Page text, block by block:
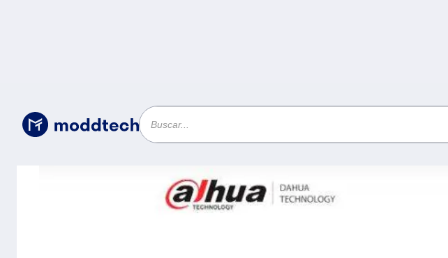
Sin categoría/DHI-NVR4232-16P-4KS3 NVR 4k / 32 Canales IP /16 Puertos PoE /
Rendimiento 160 Mbps/2 Bahías disco duro/ 4 2 E S Alarma/WizSense/ 2